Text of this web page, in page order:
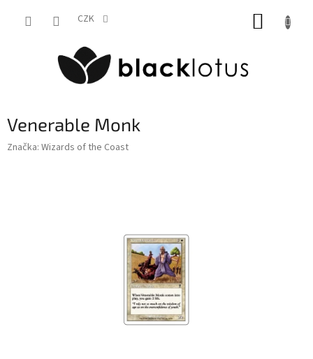
CZK
Venerable Monk
Značka: Wizards of the Coast